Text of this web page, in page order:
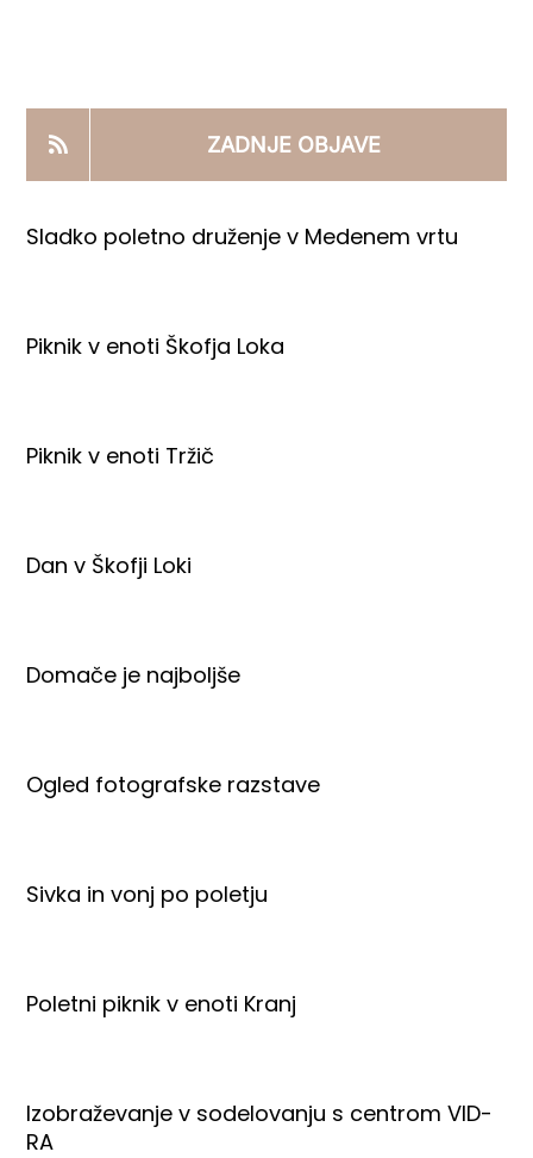
PRODAJNI IZDELKI
AKTUALNO
ZADNJE OBJAVE
Sladko poletno druženje v Medenem vrtu
Piknik v enoti Škofja Loka
Piknik v enoti Tržič
Dan v Škofji Loki
Domače je najboljše
Ogled fotografske razstave
Sivka in vonj po poletju
Poletni piknik v enoti Kranj
Izobraževanje v sodelovanju s centrom VID-
RA